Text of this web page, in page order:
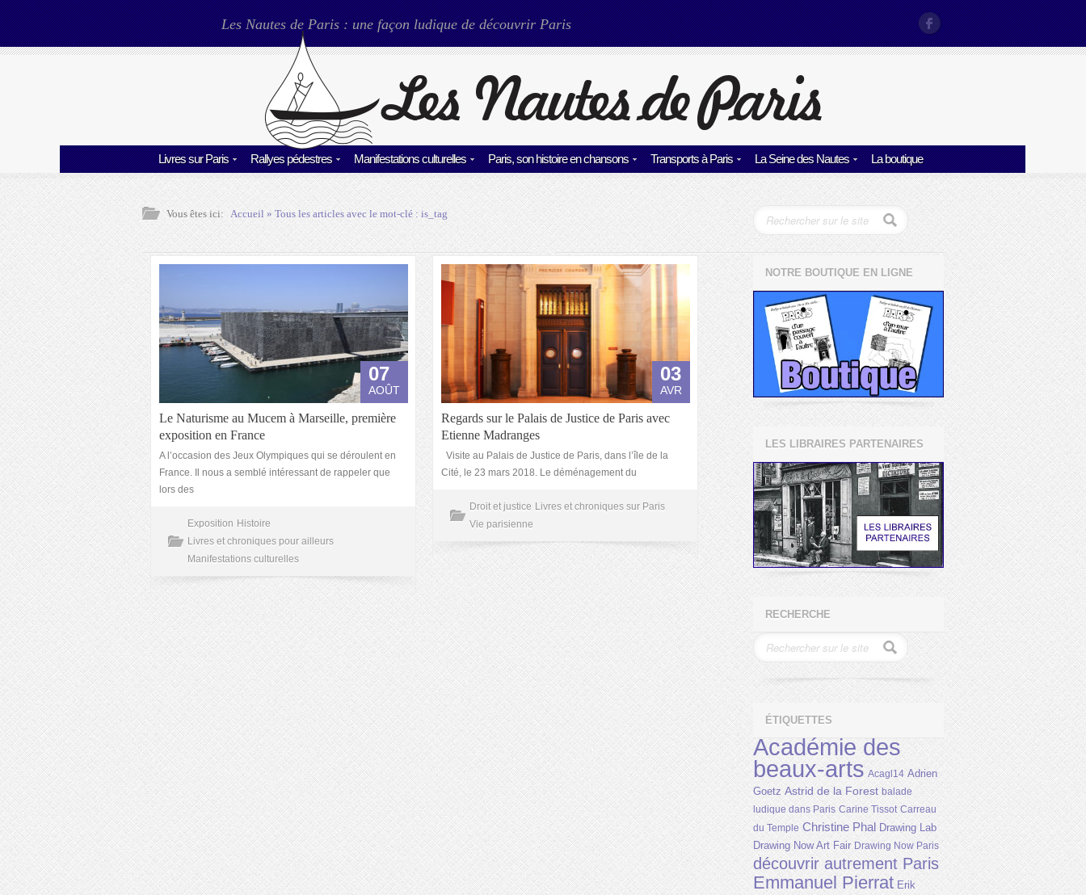
Les Nautes de Paris : une façon ludique de découvrir Paris
Livres sur Paris Rallyes pédestres Manifestations culturelles Paris, son histoire en chansons Transports à Paris La Seine des Nautes La boutique
Vous êtes ici: Accueil» Tous les articles avec le mot-clé :is_tag
07
AOÛT
Le Naturisme au Mucem à Marseille, première
exposition en France
A l’occasion des Jeux Olympiques qui se déroulent en
France. Il nous a semblé intéressant de rappeler que
lors des
Exposition Histoire
Livres et chroniques pour ailleurs
Manifestations culturelles
03
AVR
Regards sur le Palais de Justice de Paris avec
Etienne Madranges
Visite au Palais de Justice de Paris, dans l’île de la
Cité, le 23 mars 2018. Le déménagement du
Droit et justice Livres et chroniques sur Paris
Vie parisienne
NOTRE BOUTIQUE EN LIGNE
LES LIBRAIRES PARTENAIRES
RECHERCHE
ÉTIQUETTES
Académie des
beaux-arts Acagl14 Adrien
Goetz Astrid de la Forest balade
ludique dans Paris Carine Tissot Carreau
du Temple Christine Phal Drawing Lab
Drawing Now Art Fair Drawing Now Paris
découvrir autrement Paris
Emmanuel Pierrat Erik